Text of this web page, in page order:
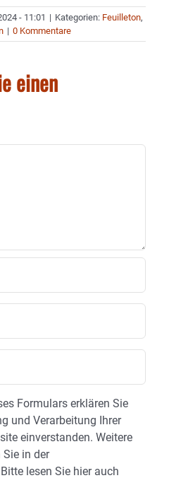
- 11:01 | Kategorien: Feuilleton,
| 0 Kommentare
einen
Formulars erklären Sie
und Verarbeitung Ihrer
einverstanden. Weitere
in der
Bitte lesen Sie hier auch